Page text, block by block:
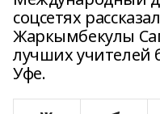
соцсетях
Жаркымбекулы
лучших учителей
Уфе.